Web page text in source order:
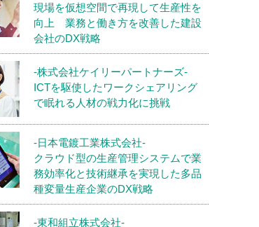
現場を仮想空間で再現して生産性を
向上 業務と働き方を改善した建設
会社のDX戦略
-株式会社ケイリーパートナーズ-
ICTを駆使したワークシェアリング
で眠れる人材の戦力化に挑戦
-日本電鍍工業株式会社-
クラウド型の生産管理システムで業
務効率化と技術継承を実現した多品
種変量生産企業のDX戦略
-東和組立株式会社-